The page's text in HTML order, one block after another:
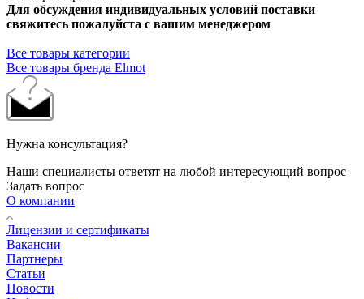
Для обсуждения индивидуальных условий поставки
свяжитесь пожалуйста с вашим менеджером
Все товары категории
Все товары бренда Elmot
Нужна консультация?
Наши специалисты ответят на любой интересующий вопрос
Задать вопрос
О компании
Лицензии и сертификаты
Вакансии
Партнеры
Статьи
Новости